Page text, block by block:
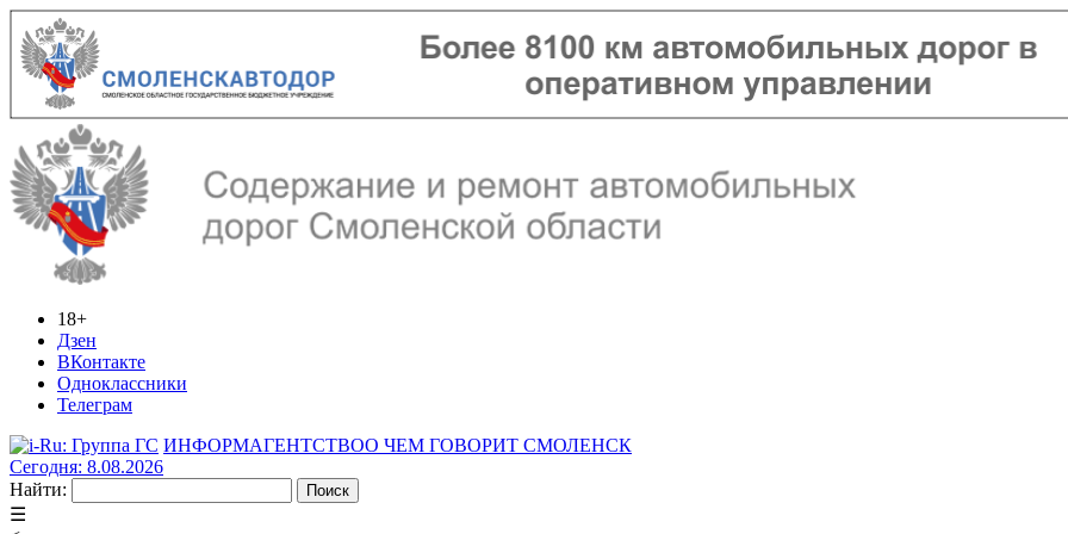
18+
Дзен
ВКонтакте
Одноклассники
Телеграм
ИНФОРМАГЕНТСТВОО ЧЕМ ГОВОРИТ СМОЛЕНСК
Сегодня: 8.08.2026
Найти:
☰